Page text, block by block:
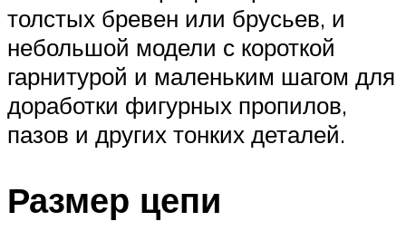
толстых бревен или брусьев, и
небольшой модели с короткой
гарнитурой и маленьким шагом для
доработки фигурных пропилов,
пазов и других тонких деталей.
Размер цепи